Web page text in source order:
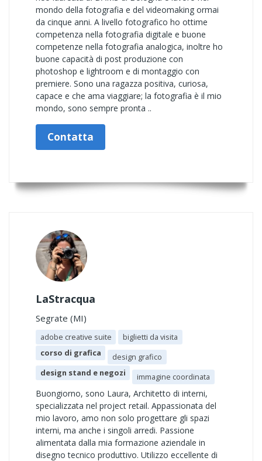
mondo della fotografia e del videomaking ormai
da cinque anni. A livello fotografico ho ottime
competenza nella fotografia digitale e buone
competenze nella fotografia analogica, inoltre ho
buone capacità di post produzione con
photoshop e lightroom e di montaggio con
premiere. Sono una ragazza positiva, curiosa,
capace e che ama viaggiare; la fotografia è il mio
mondo, sono sempre pronta ..
Contatta
LaStracqua
Segrate (MI)
adobe creative suite
biglietti da visita
corso di grafica
design grafico
design stand e negozi
immagine coordinata
Buongiorno, sono Laura, Architetto di interni,
specializzata nel project retail. Appassionata del
mio lavoro, amo non solo progettare gli spazi
interni, ma anche i singoli arredi. Passione
alimentata dalla mia formazione aziendale in
disegno tecnico produttivo. Utilizzo eccellente di